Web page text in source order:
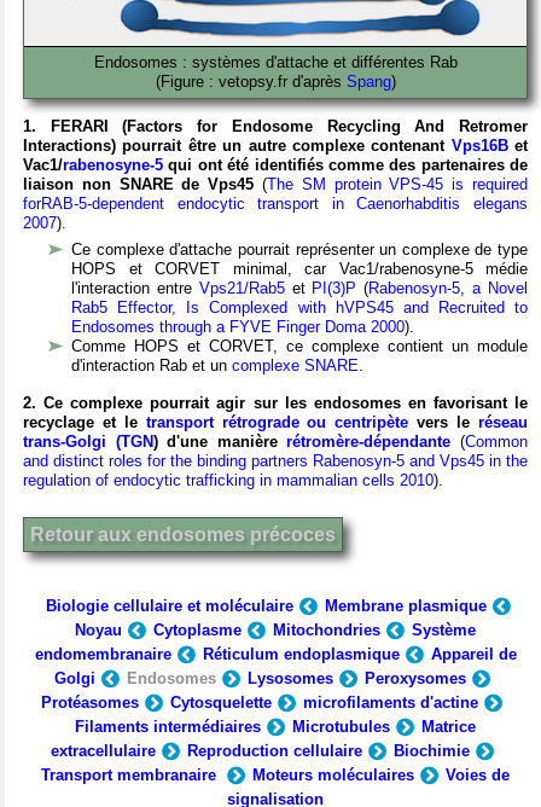
Endosomes : systèmes d'attache et différentes Rab
(Figure : vetopsy.fr d'après Spang)
1. FERARI (Factors for Endosome Recycling And Retromer
Interactions) pourrait être un autre complexe contenant Vps16Bet
Vac1/rabenosyne-5 qui ont été identifiés comme des partenaires de
liaison non SNARE de Vps45 (The SM protein VPS-45 is required
forRAB-5-dependent endocytic transport in Caenorhabditis elegans
2007).
Ce complexe d'attache pourrait représenter un complexe de type
HOPS et CORVET minimal, car Vac1/rabenosyne-5 médie
l'interaction entre Vps21/Rab5et PI(3)P (Rabenosyn-5, a Novel
Rab5 Effector, Is Complexed with hVPS45 and Recruited to
Endosomes through a FYVE Finger Doma 2000).
Comme HOPS et CORVET, ce complexe contient un module
d'interaction Rab et un complexe SNARE
2. Ce complexe pourrait agir sur les endosomes en favorisant le
recyclage et le transport rétrograde ou centripète vers leréseau
trans-Golgi (TGN) d'une manièrerétromère-dépendante (Common
and distinct roles for the binding partners Rabenosyn-5 and Vps45 in the
regulation of endocytic trafficking in mammalian cells 2010).
Retour aux endosomes précoces
Biologie cellulaire et moléculaire
Membrane plasmique
Noyau
Cytoplasme Mitochondries
Système
endomembranaire
Réticulum endoplasmique
Appareil de
Golgi
Endosomes Lysosomes
Peroxysomes
Protéasomes
Cytosquelette
microfilaments d'actine
Filaments intermédiaires
Microtubules
Matrice
extracellulaire
Reproduction cellulaire
Biochimie
Transport membranaire
Moteurs moléculaires
Voies de
signalisation